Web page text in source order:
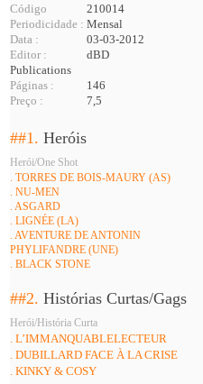
Código
210014
Periodicidade : Mensal
Data :
03-03-2012
Editor :
dBD
Publications
Páginas :
146
Preço :
7,5
##1.Heróis
Herói/One Shot
. TORRES DE BOIS-MAURY (AS)
. NU-MEN
. ASGARD
. LIGNÉE (LA)
. AVENTURE DE ANTONIN
PHYLIFANDRE (UNE)
. BLACK STONE
##2.Histórias Curtas/Gags
Herói/História Curta
. L’IMMANQUABLELECTEUR
. DUBILLARD FACE À LA CRISE
. KINKY & COSY